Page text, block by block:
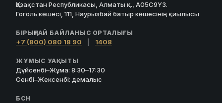
Қазақстан Республикасы, Алматы қ., A05C9Y3.
Гоголь көшесі, 111, Наурызбай батыр көшесінің қиылысы
БІРЫҢҒАЙ БАЙЛАНЫС ОРТАЛЫҒЫ
+7 (800) 080 18 90 1408
ЖҰМЫС УАҚЫТЫ
Дүйсенбі–Жұма: 8:30–17:30
Сенбі–Жексенбі: демалыс
БСН